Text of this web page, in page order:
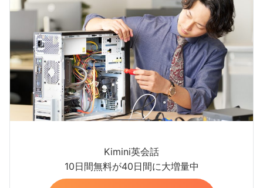
Kimini英会話
10日間無料が40日間に大増量中